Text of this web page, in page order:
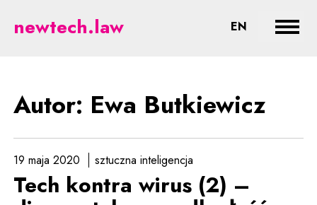
Butkiewicz - prawne aspekty
newtech.law EN CHANGE
Autor: Ewa Butkiewicz
19 maja 2020 sztuczna inteligencja
Tech kontra wirus (2) –